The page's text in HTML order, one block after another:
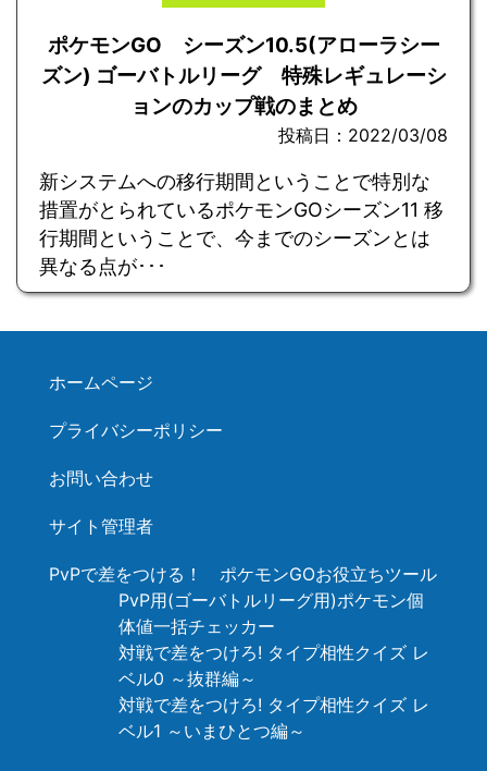
ポケモンGO シーズン10.5(アローラシー
ズン) ゴーバトルリーグ 特殊レギュレーシ
ョンのカップ戦のまとめ
投稿日：2022/03/08
新システムへの移行期間ということで特別な
措置がとられているポケモンGOシーズン11 移
行期間ということで、今までのシーズンとは
異なる点が･･･
ホームページ
プライバシーポリシー
お問い合わせ
サイト管理者
PvPで差をつける！ ポケモンGOお役立ちツール
PvP用(ゴーバトルリーグ用)ポケモン個
体値一括チェッカー
対戦で差をつけろ! タイプ相性クイズ レ
ベル0 ～抜群編～
対戦で差をつけろ! タイプ相性クイズ レ
ベル1 ～いまひとつ編～